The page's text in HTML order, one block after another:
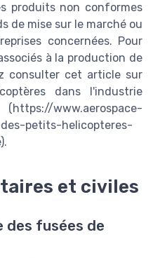
produits non conformes
de mise sur le marché ou
concernées. Pour
à la production de
consulter cet article sur
dans l'industrie
www.aerospace-
petits-helicopteres-
et civiles
des fusées de